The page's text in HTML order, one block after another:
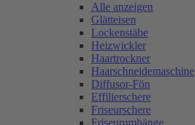
Alle anzeigen
Glätteisen
Lockenstäbe
Heizwickler
Haartrockner
Haarschneidemaschine
Diffusor-Fön
Effilierschere
Friseurschere
Friseurumhänge